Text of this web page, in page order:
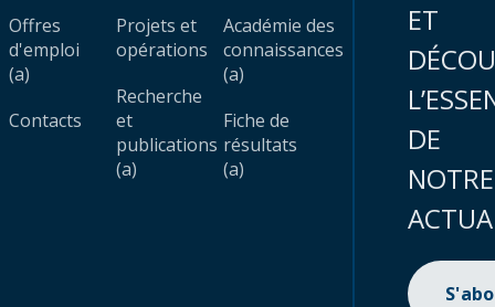
Offres
d'emploi
(a)
Contacts
Projets et
opérations
Recherche
et
publications
(a)
Académie des
connaissances
(a)
Fiche de
résultats
(a)
ET
DE
NOTRE